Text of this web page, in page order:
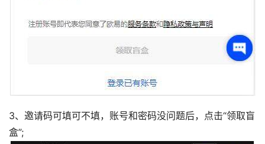
3、邀请码可填可不填，账号和密码没问题后，点击“领取盲
盒”;